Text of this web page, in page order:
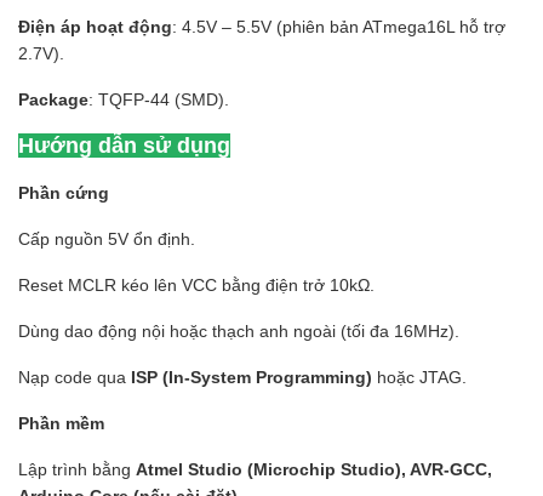
Điện áp hoạt động: 4.5V – 5.5V (phiên bản ATmega16L hỗ trợ
2.7V).
Package: TQFP-44 (SMD).
Hướng dẫn sử dụng
Phần cứng
Cấp nguồn 5V ổn định.
Reset MCLR kéo lên VCC bằng điện trở 10kΩ.
Dùng dao động nội hoặc thạch anh ngoài (tối đa 16MHz).
Nạp code qua ISP (In-System Programming) hoặc JTAG.
Phần mềm
Lập trình bằng Atmel Studio (Microchip Studio), AVR-GCC,